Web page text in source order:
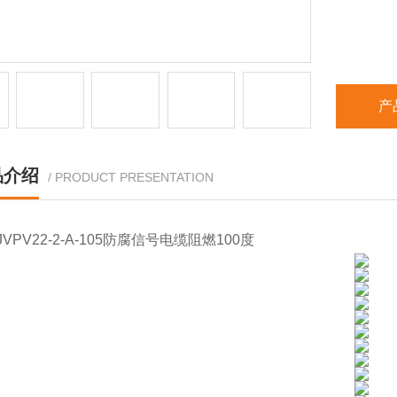
产
绍 / PRODUCT PRESENTATION